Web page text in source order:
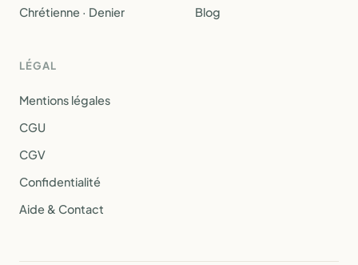
Chrétienne · Denier
Blog
LÉGAL
Mentions légales
CGU
CGV
Confidentialité
Aide & Contact